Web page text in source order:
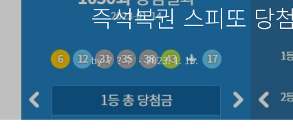
즉석복권 스피또 당
by ？？？ 2023. 1. 15.